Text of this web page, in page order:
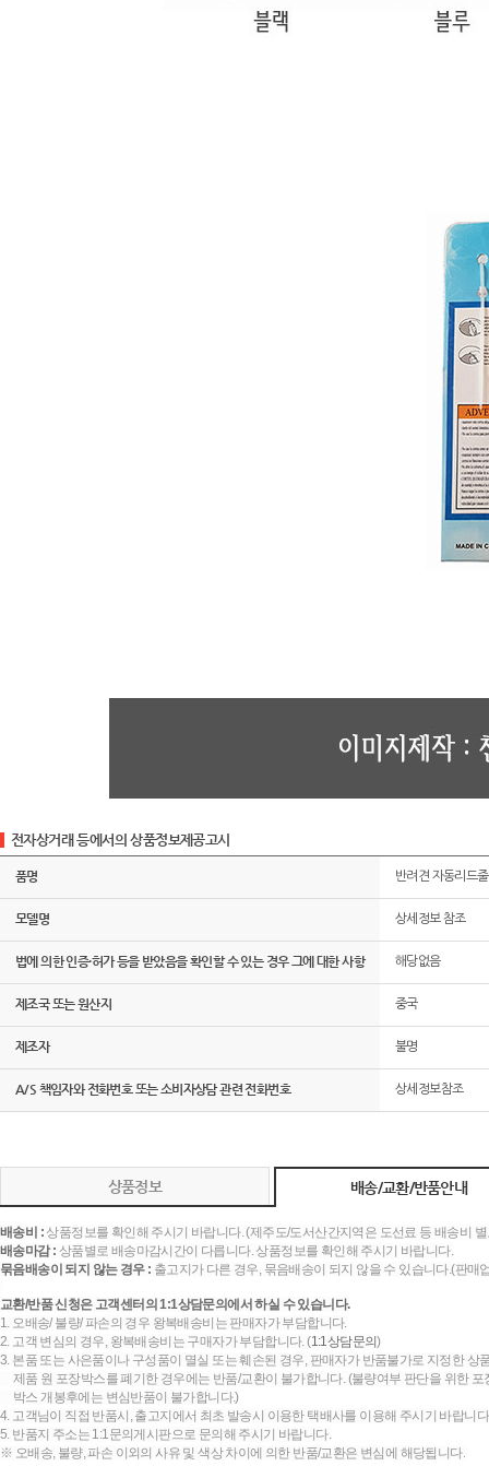
전자상거래 등에서의 상품정보제공고시
품명 반려견 자동리드줄
모델명 상세정보 참조
법에 의한 인증·허가 등을 받았음을 확인할 수 있는 경우 그에 대한 사항 해당없음
제조국 또는 원산지 중국
제조자 불명
A/S 책임자와 전화번호 또는 소비자상담 관련 전화번호 상세정보참조
상품정보 배송/교환/반품안내
배송비 :상품정보를 확인해 주시기 바랍니다. (제주도/도서산간지역은 도선료 등 배송비
배송마감 : 상품별로 배송마감시간이 다릅니다. 상품정보를 확인해 주시기 바랍니다.
묶음배송이 되지 않는 경우 : 출고지가 다른 경우, 묶음배송이 되지 않을 수 있습니다.(판
교환/반품 신청은 고객센터의 1:1상담문의에서 하실 수 있습니다.
1. 오배송/ 불량/ 파손의 경우 왕복배송비는 판매자가 부담합니다.
2. 고객 변심의 경우, 왕복배송비는 구매자가 부담합니다. (1:1상담문의)
3. 본품 또는 사은품이나 구성품이 멸실 또는 훼손된 경우, 판매자가 반품불가로 지정한 상
제품 원 포장박스를 폐기한 경우에는 반품/교환이 불가합니다. (불량여부 판단을 위한
박스 개봉후에는 변심반품이 불가합니다.)
4. 고객님이 직접 반품시, 출고지에서 최초 발송시 이용한 택배사를 이용해 주시기 바랍니
5. 반품지 주소는 1:1문의게시판으로 문의해 주시기 바랍니다.
※ 오배송, 불량, 파손 이외의 사유 및 색상 차이에 의한 반품/교환은 변심에 해당됩니다.